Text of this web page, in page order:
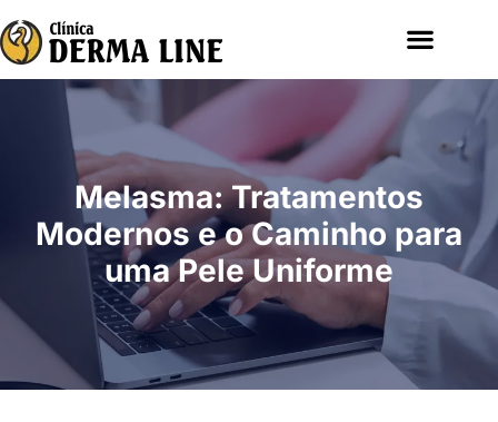
Melasma: Tratamentos
Modernos e o Caminho para
uma Pele Uniforme